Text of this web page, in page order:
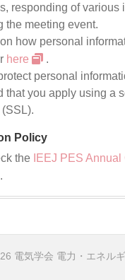
responding of various
the meeting event.
how personal
here
.
personal
that you apply using a
Policy
the
IEEJ PES
.
電気学会 電力・エネル